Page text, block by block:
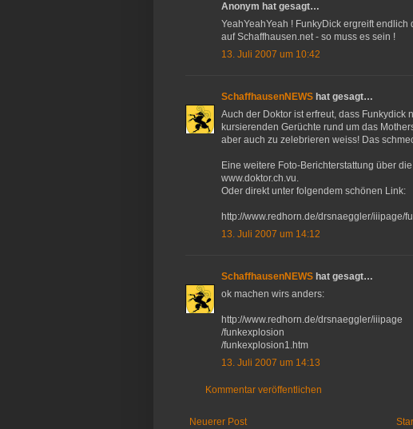
Anonym hat gesagt…
YeahYeahYeah ! FunkyDick ergreift
auf Schaffhausen.net - so muss es sein !
13. Juli 2007 um 10:42
SchaffhausenNEWS hat gesagt…
Auch der Doktor ist erfreut, dass
kursierenden Gerüchte rund um das
aber auch zu zelebrieren weiss! Das
Eine weitere Foto-Berichterstattung über
www.doktor.ch.vu.
Oder direkt unter folgendem schönen Link:
http://www.redhorn.de/drsnaeggler/iiipage/
13. Juli 2007 um 14:12
SchaffhausenNEWS hat gesagt…
ok machen wirs anders:
http://www.redhorn.de/drsnaeggler/iiipage
/funkexplosion
/funkexplosion1.htm
13. Juli 2007 um 14:13
Kommentar veröffentlichen
Neuerer Post